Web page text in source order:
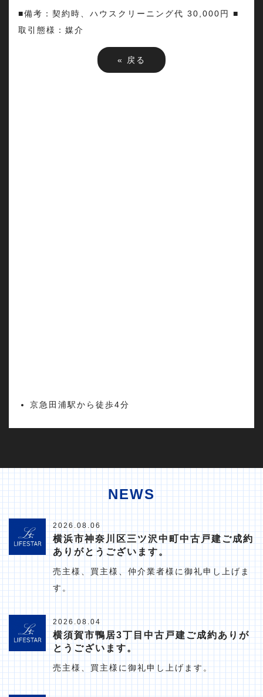
■備考：契約時、ハウスクリーニング代 30,000円 ■
取引態様：媒介
« 戻る
京急田浦駅から徒歩4分
NEWS
2026.08.06
横浜市神奈川区三ツ沢中町中古戸建ご成約
ありがとうございます。
売主様、買主様、仲介業者様に御礼申し上げま
す。
2026.08.04
横須賀市鴨居3丁目中古戸建ご成約ありが
とうございます。
売主様、買主様に御礼申し上げます。